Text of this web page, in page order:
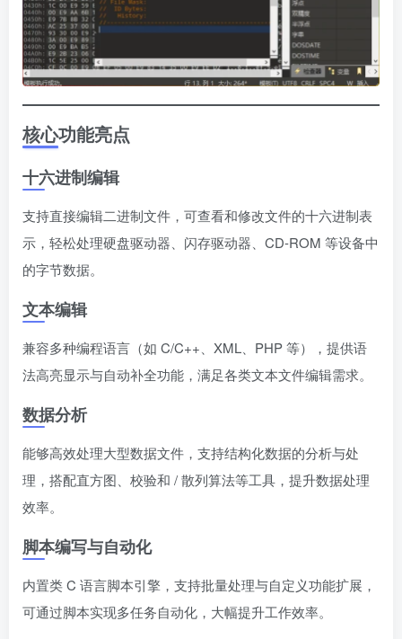
核心功能亮点
十六进制编辑
支持直接编辑二进制文件，可查看和修改文件的十六进制表
示，轻松处理硬盘驱动器、闪存驱动器、CD-ROM 等设备中
的字节数据。
文本编辑
兼容多种编程语言（如 C/C++、XML、PHP 等），提供语
法高亮显示与自动补全功能，满足各类文本文件编辑需求。
数据分析
能够高效处理大型数据文件，支持结构化数据的分析与处
理，搭配直方图、校验和 / 散列算法等工具，提升数据处理
效率。
脚本编写与自动化
内置类 C 语言脚本引擎，支持批量处理与自定义功能扩展，
可通过脚本实现多任务自动化，大幅提升工作效率。